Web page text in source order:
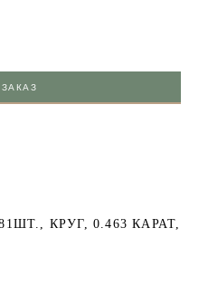
КРУГ, 0.463 КАРАТ,